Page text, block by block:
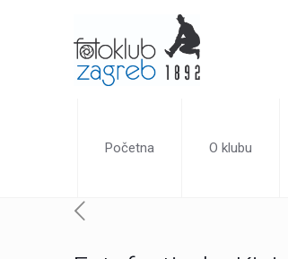
Početna O klubu